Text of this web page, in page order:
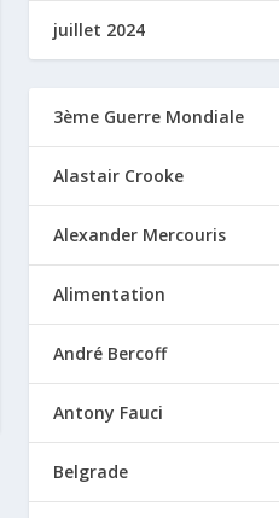
juillet 2024
3ème Guerre Mondiale
Alastair Crooke
Alexander Mercouris
Alimentation
André Bercoff
Antony Fauci
Belgrade